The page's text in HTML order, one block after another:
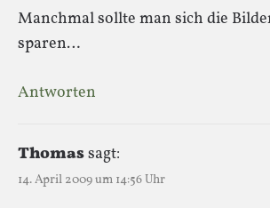
Manchmal sollte man sich die
sparen…
Antworten
Thomassagt:
14. April 2009 um 14:56 Uhr